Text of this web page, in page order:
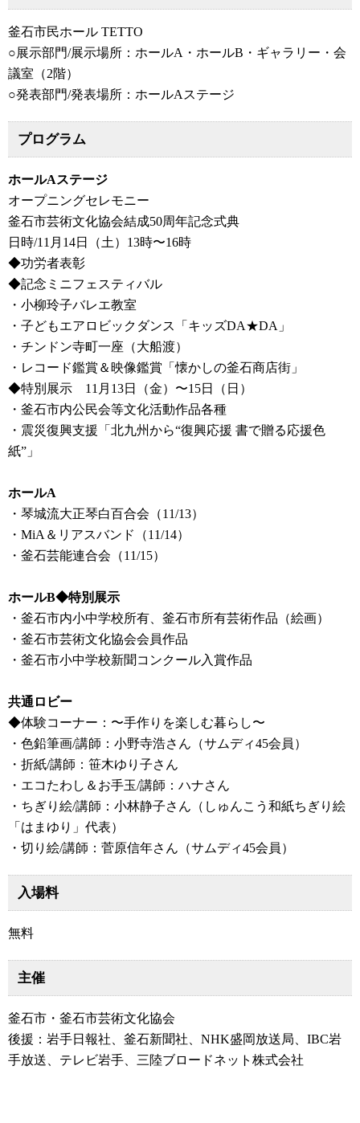
釜石市民ホール TETTO
○展示部門/展示場所：ホールA・ホールB・ギャラリー・会
議室（2階）
○発表部門/発表場所：ホールAステージ
プログラム
ホールAステージ
オープニングセレモニー
釜石市芸術文化協会結成50周年記念式典
日時/11月14日（土）13時〜16時
◆功労者表彰
◆記念ミニフェスティバル
・小柳玲子バレエ教室
・子どもエアロビックダンス「キッズDA★DA」
・チンドン寺町一座（大船渡）
・レコード鑑賞＆映像鑑賞「懐かしの釜石商店街」
◆特別展示 11月13日（金）〜15日（日）
・釜石市内公民会等文化活動作品各種
・震災復興支援「北九州から“復興応援 書で贈る応援色
紙”」
ホールA
・琴城流大正琴白百合会（11/13）
・MiA＆リアスバンド（11/14）
・釜石芸能連合会（11/15）
ホールB◆特別展示
・釜石市内小中学校所有、釜石市所有芸術作品（絵画）
・釜石市芸術文化協会会員作品
・釜石市小中学校新聞コンクール入賞作品
共通ロビー
◆体験コーナー：〜手作りを楽しむ暮らし〜
・色鉛筆画/講師：小野寺浩さん（サムディ45会員）
・折紙/講師：笹木ゆり子さん
・エコたわし＆お手玉/講師：ハナさん
・ちぎり絵/講師：小林静子さん（しゅんこう和紙ちぎり絵
「はまゆり」代表）
・切り絵/講師：菅原信年さん（サムディ45会員）
入場料
無料
主催
釜石市・釜石市芸術文化協会
後援：岩手日報社、釜石新聞社、NHK盛岡放送局、IBC岩
手放送、テレビ岩手、三陸ブロードネット株式会社